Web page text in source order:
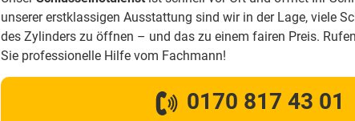
unserer erstklassigen Ausstattung sind wir in der Lage, viele
des Zylinders zu öffnen – und das zu einem fairen Preis.
Sie professionelle Hilfe vom Fachmann!
0170 817 43 01